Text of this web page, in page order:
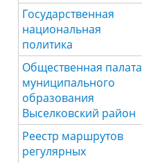
Государственная
национальная
политика
Общественная палата
муниципального
образования
Выселковский район
Реестр маршрутов
регулярных